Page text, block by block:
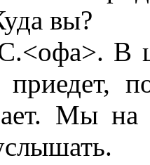
вы?
В
Мы на